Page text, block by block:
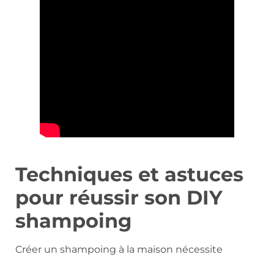
Techniques et astuces
pour réussir son DIY
shampoing
Créer un shampoing à la maison nécessite